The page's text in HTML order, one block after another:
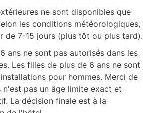
ne sont disponibles que
les conditions météorologiques,
de 7-15 jours (plus tôt ou plus tard).
ans ne sont pas autorisés dans les
Les filles de plus de 6 ans ne sont
pour hommes. Merci de
n'est pas un âge limite exact et
La décision finale est à la